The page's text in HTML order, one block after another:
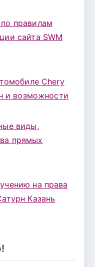
правилам
сайта SWM
Chery
и возможности
виды,
прямых
на права
Казань